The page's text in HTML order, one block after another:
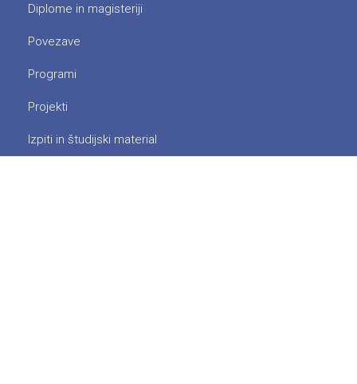
Diplome in magisteriji
Povezave
Programi
Projekti
Izpiti in študijski material